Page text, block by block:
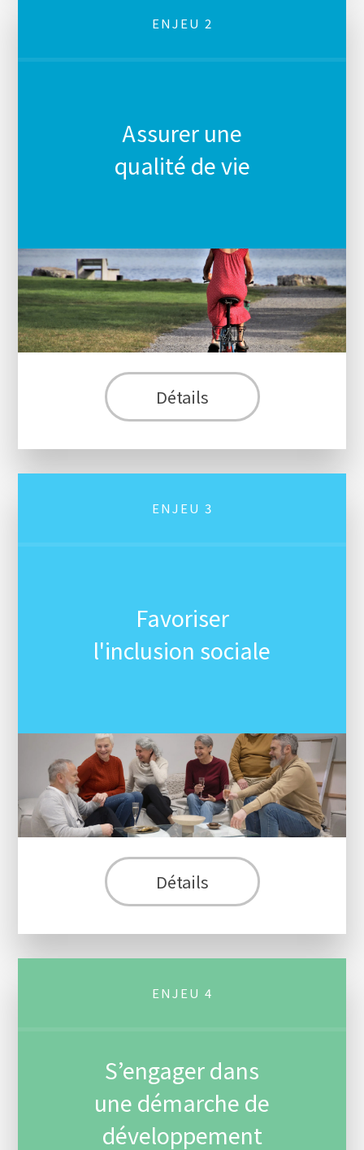
ENJEU 2
Assurer une
qualité de vie
Détails
ENJEU 3
Favoriser
l'inclusion sociale
Détails
ENJEU 4
S’engager dans
une démarche de
développement